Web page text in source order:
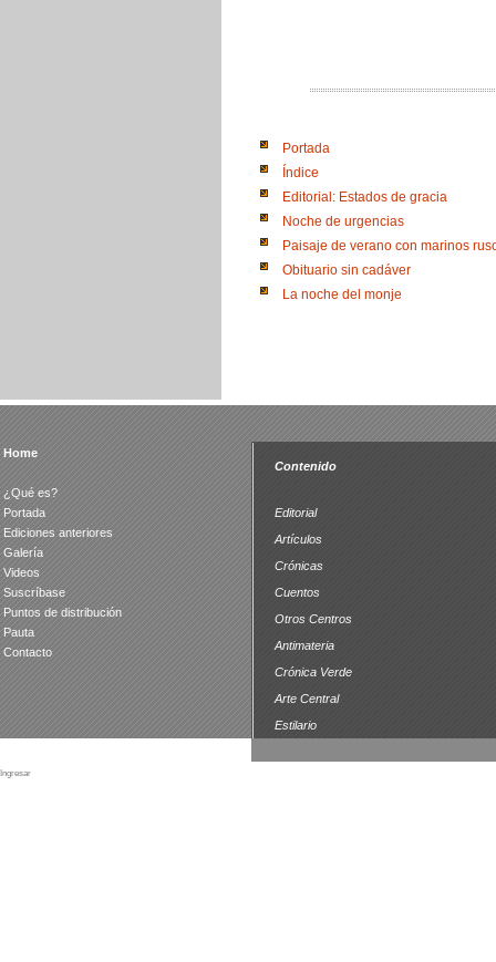
Portada
Índice
Editorial: Estados de gracia
Noche de urgencias
Paisaje de verano con marinos
Obituario sin cadáver
La noche del monje
Home
¿Qué es?
Portada
Ediciones anteriores
Galería
Videos
Suscríbase
Puntos de distribución
Pauta
Contacto
Contenido
Editorial
Artículos
Crónicas
Cuentos
Otros Centros
Antimateria
Crónica Verde
Arte Central
Estilario
Ingresar